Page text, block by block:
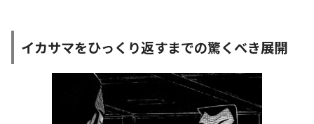
イカサマをひっくり返すまでの驚くべき展開